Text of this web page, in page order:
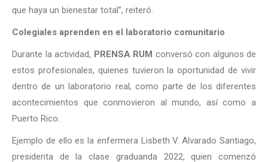
que haya un bienestar total”, reiteró.
Colegiales aprenden en el laboratorio comunitario
Durante la actividad, PRENSA RUM conversó con algunos de
estos profesionales, quienes tuvieron la oportunidad de vivir
dentro de un laboratorio real, como parte de los diferentes
acontecimientos que conmovieron al mundo, así como a
Puerto Rico.
Ejemplo de ello es la enfermera Lisbeth V. Alvarado Santiago,
presidenta de la clase graduanda 2022, quien comenzó